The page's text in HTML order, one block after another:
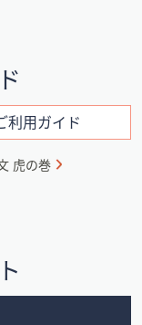
利用ガイド
虎の巻